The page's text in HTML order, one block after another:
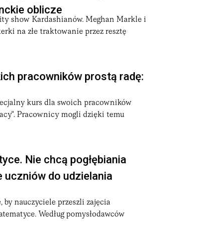
oblicze
show Kardashianów. Meghan Markle i
na złe traktowanie przez resztę
pracowników prostą radę:
kurs dla swoich pracowników
Pracownicy mogli dzięki temu
Nie chcą pogłębiania
uczniów do udzielania
nauczyciele przeszli zajęcia
Według pomysłodawców